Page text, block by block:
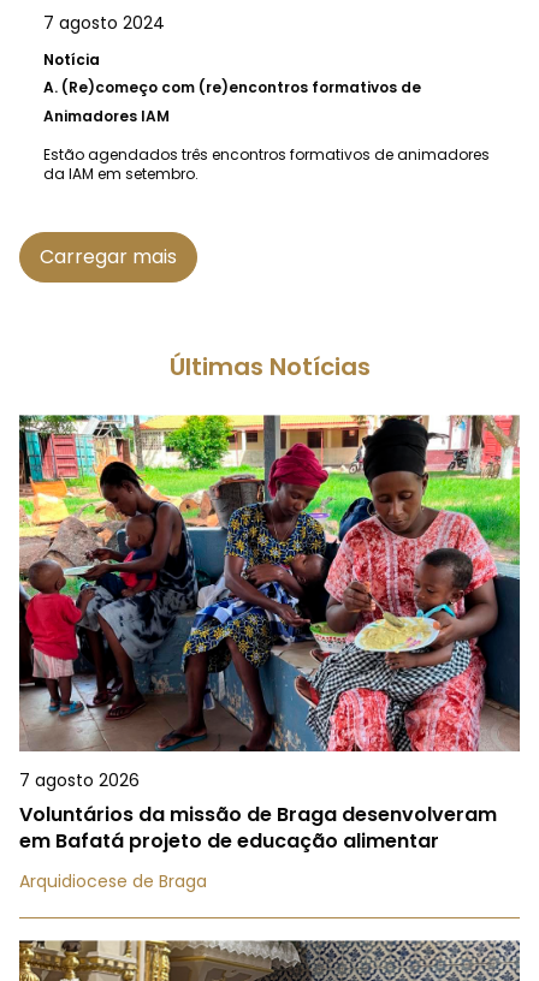
7 agosto 2024
Notícia
A. (Re)começo com (re)encontros formativos de
Animadores IAM
Estão agendados três encontros formativos de animadores
da IAM em setembro.
Carregar mais
Últimas Notícias
7 agosto 2026
Voluntários da missão de Braga desenvolveram
em Bafatá projeto de educação alimentar
Arquidiocese de Braga